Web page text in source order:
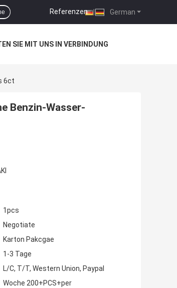
German
Referenzen |
SIE MIT UNS IN VERBINDUNG
6ct
Benzin-Wasser-
1pcs
Negotiate
Karton Pakcgae
1-3 Tage
L/C, T/T, Western Union, Paypal
Woche 200+PCS+per